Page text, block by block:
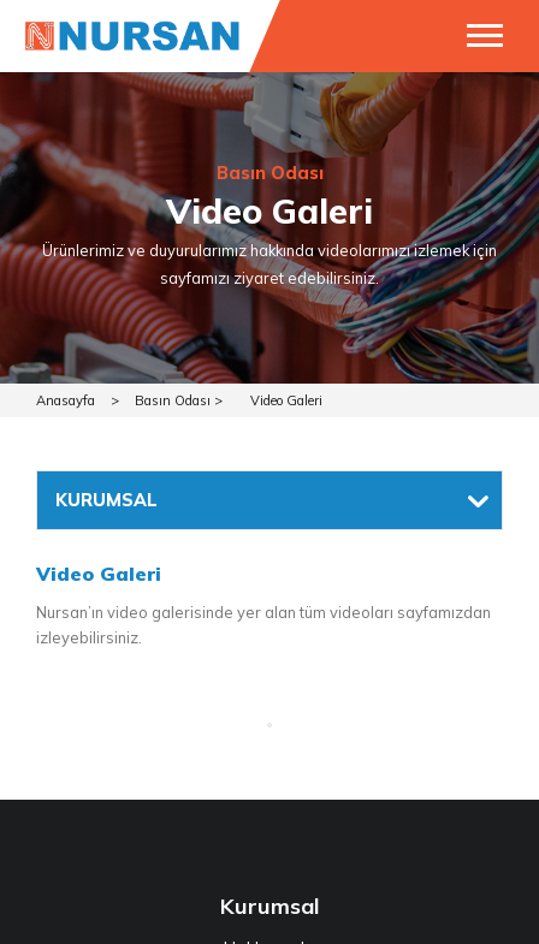
Basın Odası
Video Galeri
Ürünlerimiz ve duyurularımız hakkında videolarımızı izlemek için
sayfamızı ziyaret edebilirsiniz.
Anasayfa > Basın Odası > Video Galeri
KURUMSAL
Video Galeri
Nursan’ın video galerisinde yer alan tüm videoları sayfamızdan
izleyebilirsiniz.
Kurumsal